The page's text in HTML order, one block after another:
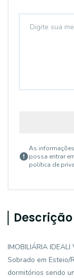
As
possa entrar
política de
Descrição
IMOBILIÁRIA IDEALI
Sobrado em Esteio/
dormitórios sendo